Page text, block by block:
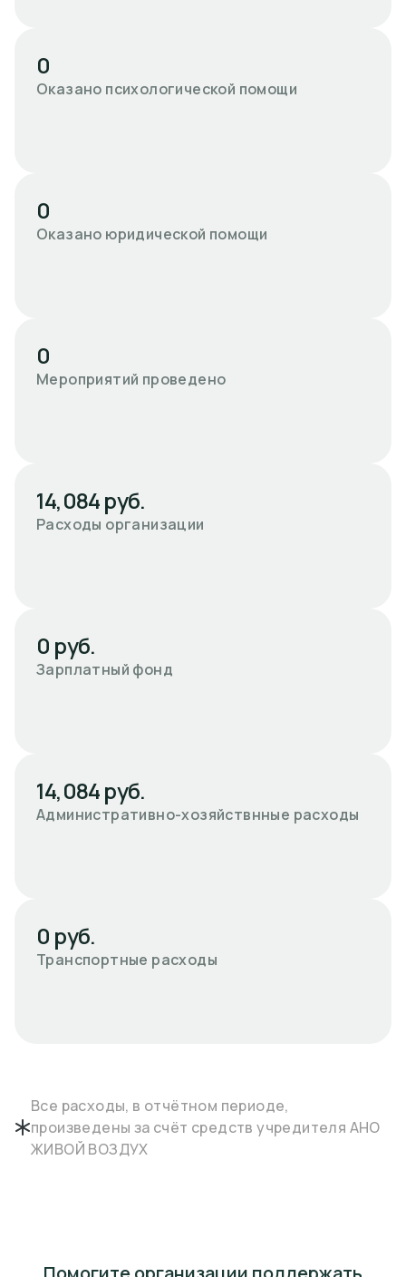
0
Оказано психологической помощи
0
Оказано юридической помощи
0
Мероприятий проведено
14,084 руб.
Расходы организации
0 руб.
Зарплатный фонд
14,084 руб.
Административно-хозяйствнные расходы
0 руб.
Транспортные расходы
Все расходы, в отчётном периоде,
произведены за счёт средств учредителя АНО
ЖИВОЙ ВОЗДУХ